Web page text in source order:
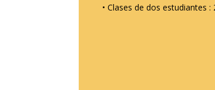
• Clases de dos estudiantes